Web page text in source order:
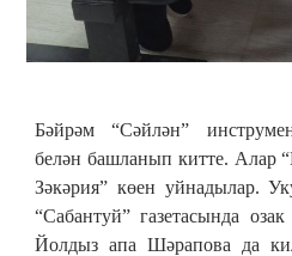
Бәйрәм “Сәйлән”
белән башланып китте. Алар
Зәкәрия” көен уйнадылар.
“Сабантуй” газетасында
Йолдыз апа Шәрапова да